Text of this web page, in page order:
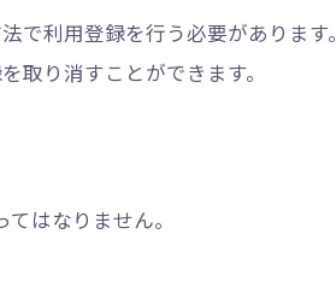
で利用登録を行う必要があります。
取り消すことができます。
はなりません。